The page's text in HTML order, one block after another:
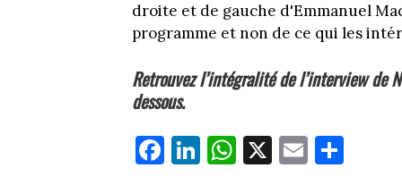
droite et de gauche d'Emmanuel
programme et non de ce qui les
Retrouvez l’intégralité de l’interview de
dessous.
Fa
ce
Li
nk
W
ha
X E
m